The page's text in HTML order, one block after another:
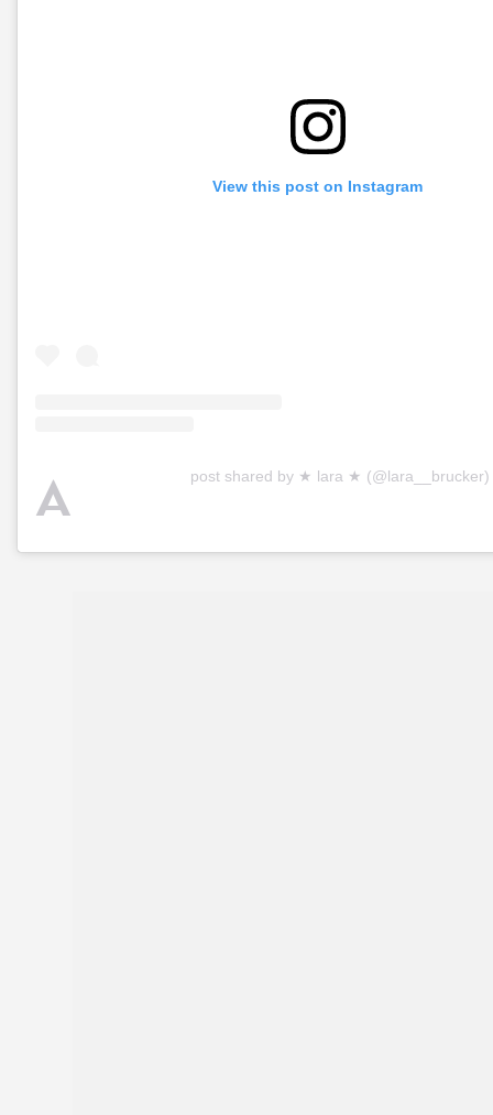
View this post on Instagram
A post shared by ★ lara ★ (@lara__brucker)